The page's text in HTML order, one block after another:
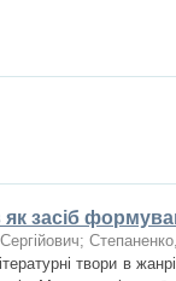
засіб
;
твори в